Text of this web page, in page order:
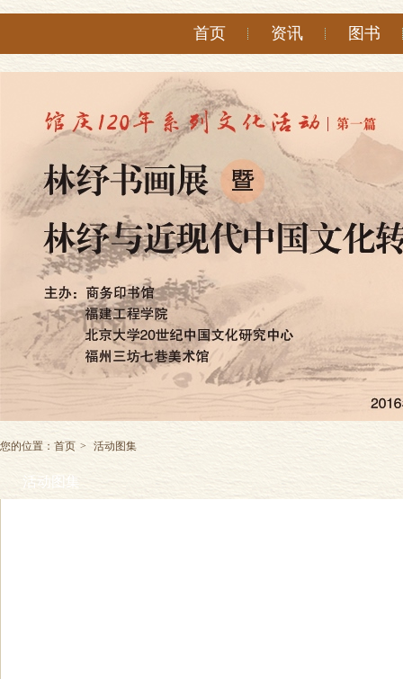
首页 资讯 图书
您的位置： 首页 > 活动图集
活动图集